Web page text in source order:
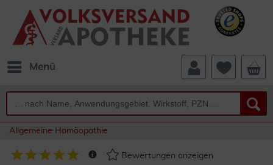
Menü
Allgemeine Homöopathie
Bewertungen anzeigen